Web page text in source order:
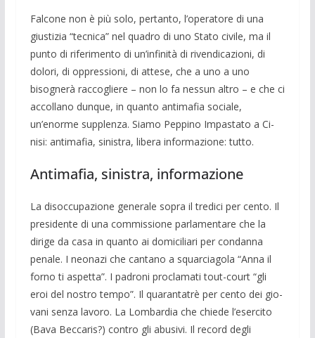
Falcone non è più solo, pertanto, l’ope­ratore di una
giustizia “tecnica” nel qua­dro di uno Stato civile, ma il
punto di rife­rimento di un’infinità di rivendicazioni, di
dolori, di oppressioni, di attese, che a uno a uno
bisognerà raccogliere – non lo fa nessun altro – e che ci
accollano dunque, in quanto antimafia sociale,
un’enorme supplenza. Siamo Peppino Impastato a Ci­
nisi: anti­mafia, sinistra, libera informazio­ne: tutto.
Antimafia, sinistra, informazione
La disoccupazione generale sopra il tre­dici per cento. Il
presidente di una com­missione parlamentare che la
dirige da casa in quanto ai domiciliari per condanna
penale. I neonazi che cantano a squarcia­gola “Anna il
forno ti aspetta”. I padroni proclamati tout-court “gli
eroi del nostro tempo”. Il quarantatrè per cento dei gio­
vani senza lavoro. La Lombardia che chiede l’esercito
(Bava Beccaris?) contro gli abusivi. Il record degli